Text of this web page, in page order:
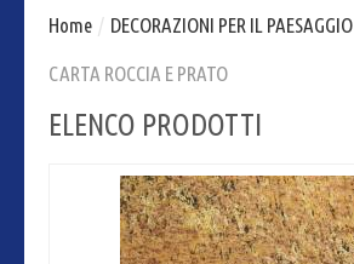
Home / DECORAZIONI PER IL PAESAGGIO
CARTA ROCCIA E PRATO
ELENCO PRODOTTI